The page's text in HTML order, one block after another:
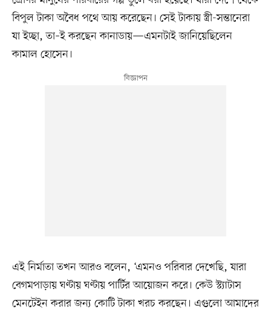
বিপুল টাকা অবৈধ পথে আয় করেছেন। সেই টাকায় স্ত্রী-সন্তানেরা
যা ইচ্ছা, তা–ই করছেন কানাডায়—এমনটাই জানিয়েছিলেন
কামাল হোসেন।
এই নির্মাতা তখন আরও বলেন, ‘এমনও পরিবার দেখেছি, যারা
বেগমপাড়ায় ঘণ্টায় ঘণ্টায় পার্টির আয়োজন করে। কেউ স্ট্যাটাস
মেনটেইন করার জন্য কোটি টাকা খরচ করছেন। এগুলো আমাদের